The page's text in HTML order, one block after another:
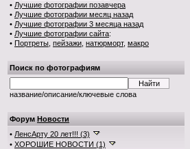
• Лучшие фотографии позавчера
• Лучшие фотографии месяц назад
• Лучшие фотографии 3 месяца назад
• Лучшие фотографии сайта:
• Портреты пейзажи натюрморт, макро
Поиск по фотографиям
название/описание/ключевые слова
Форум Новости
• ЛенсАрту 20 лет!!! (3)
• ХОРОШИЕ НОВОСТИ (1)